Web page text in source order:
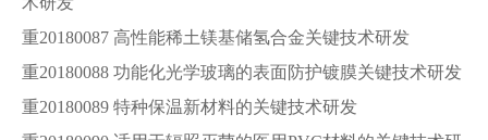
重20180087 高性能稀土镁基储氢合金关键技术研发
重20180088 功能化光学玻璃的表面防护镀膜关键技术研发
重20180089 特种保温新材料的关键技术研发